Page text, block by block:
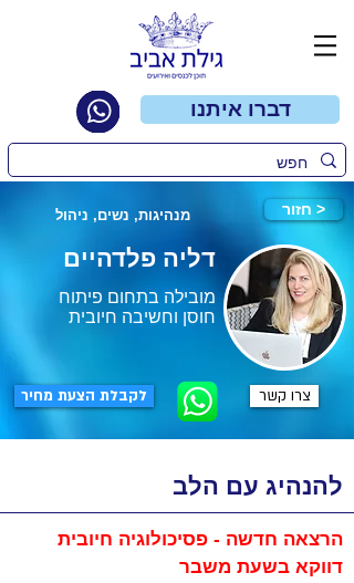
דברו איתנו
מנהיגות, נשים, ניהול חזור >
דליה פלדהיים
מובילה בתחום פיתוח
חוסן וחשיבה חיובית
צרו קשר לקבלת הצעת מחיר
להנהיג עם הלב
הרצאה חדשה - פסיכולוגיה חיובית
דווקא בשעת משבר